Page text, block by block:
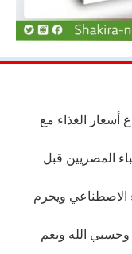
أسعار الغذاء مع
المصريين قبل
الاصطناعي ويحرم
الله ونعم